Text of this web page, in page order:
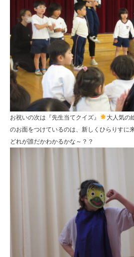
お祝いの次は『先生当てクイズ』
大人気の
のお面をつけているのは、新しくひらりすに
どれが誰だかわかるかな～？？